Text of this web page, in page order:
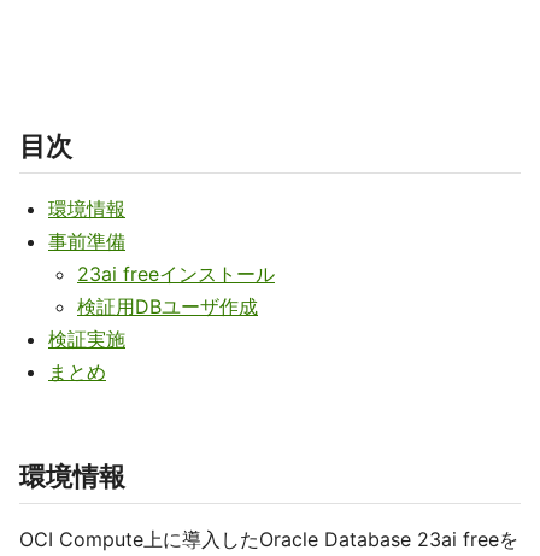
目次
環境情報
事前準備
23ai freeインストール
検証用DBユーザ作成
検証実施
まとめ
環境情報
OCI Compute上に導入したOracle Database 23ai freeを